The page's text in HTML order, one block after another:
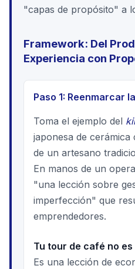
"capas de propósito" a
Framework: Del
Experiencia con
Paso 1: Reenmarcar
Toma el ejemplo del
japonesa de
de un artesano
En manos de un
"una lección sobre
imperfección" que
emprendedores.
Tu tour de café no
Es una lección de